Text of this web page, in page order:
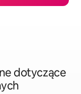
dotyczące